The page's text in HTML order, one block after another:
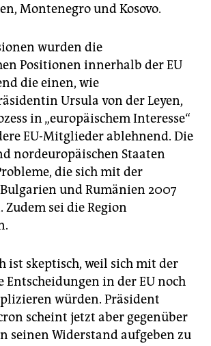
Montenegro und Kosovo.
wurden die
Positionen innerhalb der EU
die einen, wie
Ursula von der Leyen,
in „europäischem Interesse“
EU-Mitglieder ablehnend. Die
nordeuropäischen Staaten
die sich mit der
und Rumänien 2007
sei die Region
ist skeptisch, weil sich mit der
Entscheidungen in der EU noch
würden. Präsident
scheint jetzt aber gegenüber
seinen Widerstand aufgeben zu